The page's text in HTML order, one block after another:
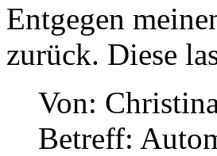
Entgegen
zurück. Diese
Von:
Betreff: